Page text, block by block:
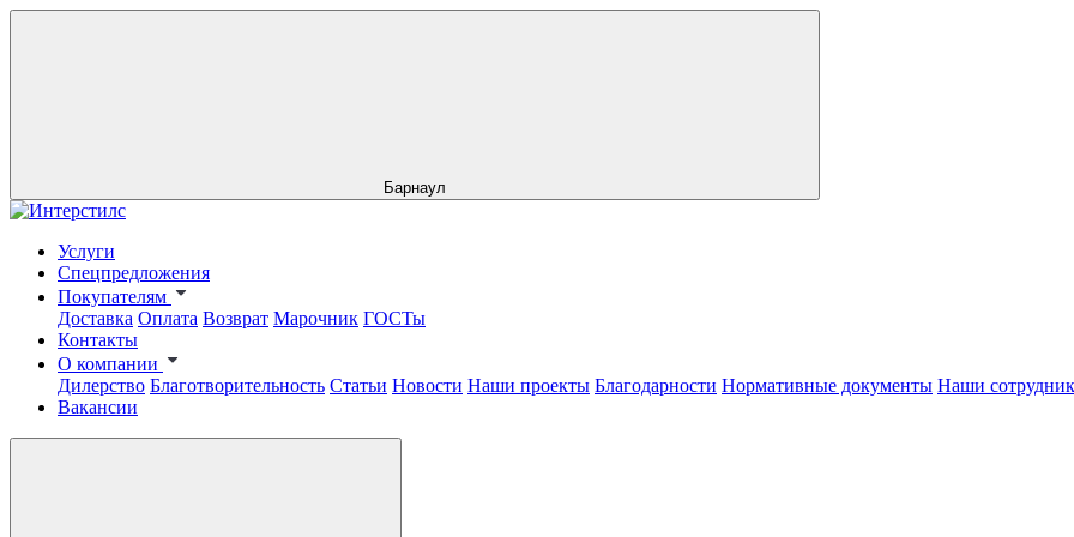
Барнаул
Услуги
Спецпредложения
Покупателям
Доставка Оплата Возврат Марочник ГОСТы
Контакты
О компании
Дилерство Благотворительность Статьи Новости Наши проекты Благодарности Нормативные документы Наши
Вакансии